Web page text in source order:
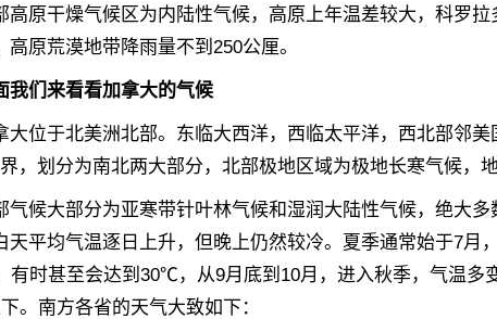
干燥气候区为内陆性气候，高原上年温差较大，科罗拉
高原荒漠地带降雨量不到250公厘。
我们来看看加拿大的气候
于北美洲北部。东临大西洋，西临太平洋，西北部邻美
，划分为南北两大部分，北部极地区域为极地长寒气候，
大部分为亚寒带针叶林气候和湿润大陆性气候，绝大多
天平均气温逐日上升，但晚上仍然较冷。夏季通常始于7月
时甚至会达到30℃，从9月底到10月，进入秋季，气温多
。南方各省的天气大致如下：